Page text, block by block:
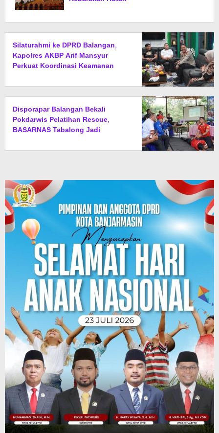
Silaturahmi ke DPRD Balangan,
Kapolres AKBP Arif Mansyur
Perkuat Koordinasi Keamanan
Disporapar Balangan Bekali
Pokdarwis Pelatihan Rescue,
BASARNAS Tabalong Jadi